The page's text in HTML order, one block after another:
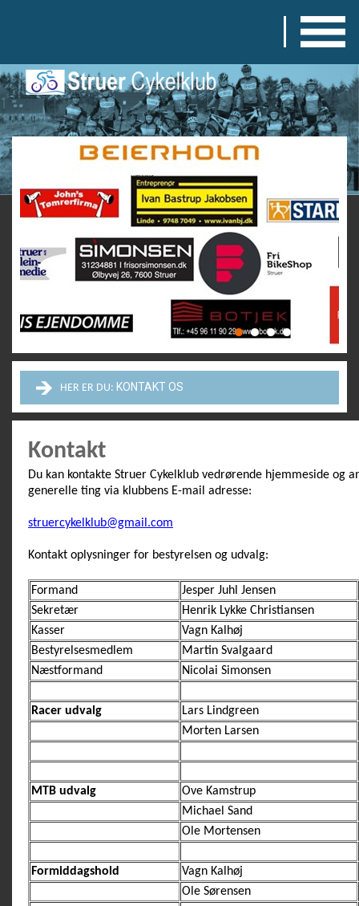
HER ER DU: KONTAKT OS
Kontakt
Du kan kontakte Struer Cykelklub vedrørende hjemmeside og
generelle ting via klubbens E-mail adresse:
struercykelklub@gmail.com
Kontakt oplysninger for bestyrelsen og udvalg:
Formand
Jesper Juhl Jensen
Sekretær
Henrik Lykke Christiansen
Kasser
Vagn Kalhøj
Bestyrelsesmedlem
Martin Svalgaard
Næstformand
Nicolai Simonsen
Racer udvalg
Lars Lindgreen
Morten Larsen
MTB udvalg
Ove Kamstrup
Michael Sand
Ole Mortensen
Formiddagshold
Vagn Kalhøj
Ole Sørensen